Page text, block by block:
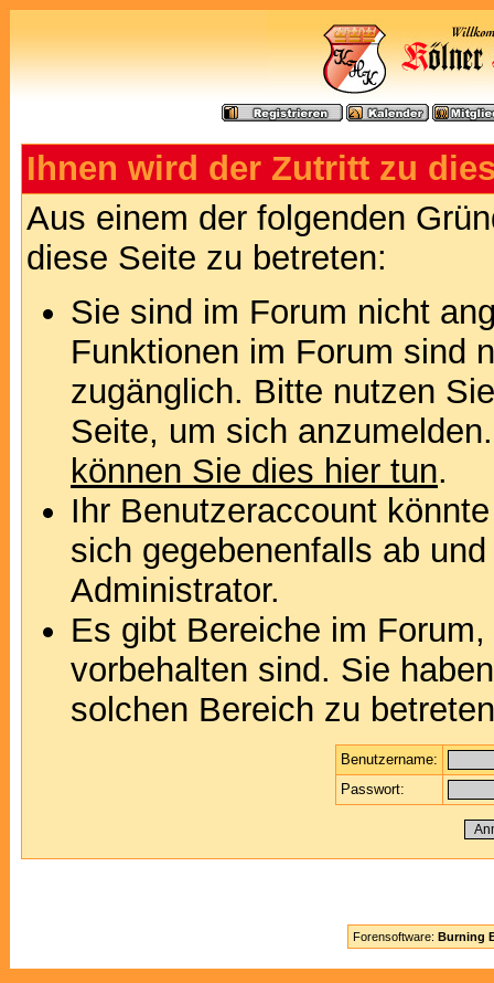
Ihnen wird der Zutritt zu
Aus einem der folgenden
diese Seite zu betreten:
Sie sind im Forum nicht
Funktionen im Forum sind
zugänglich. Bitte nutzen
Seite, um sich
können Sie dies hier tun.
Ihr Benutzeraccount
sich gegebenenfalls ab
Administrator.
Es gibt Bereiche im
vorbehalten sind. Sie
solchen Bereich zu
Benutzername:
Passwort:
Forensoftware: Burning